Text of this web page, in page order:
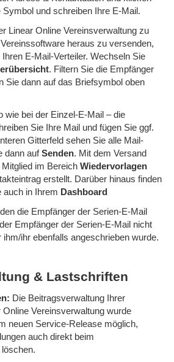
und schreiben Ihre E-Mail.
Linear Online Vereinsverwaltung zu
heraus zu versenden,
E-Mail-Verteiler. Wechseln Sie
. Filtern Sie die Empfänger
Sie dann auf das Briefsymbol oben
wie bei der Einzel-E-Mail – die
Sie Ihre Mail und fügen Sie ggf.
Gitterfeld sehen Sie alle Mail-
dann aufSenden. Mit dem Versand
im Bereich Wiedervorlagen
erstellt. Darüber hinaus finden
auch in Ihrem Dashboard
die Empfänger der Serien-E-Mail
Empfänger der Serien-E-Mail nicht
ihr ebenfalls angeschrieben wurde.
& Lastschriften
Die Beitragsverwaltung Ihrer
Vereinsverwaltung wurde
neuen Service-Release möglich,
auch direkt beim